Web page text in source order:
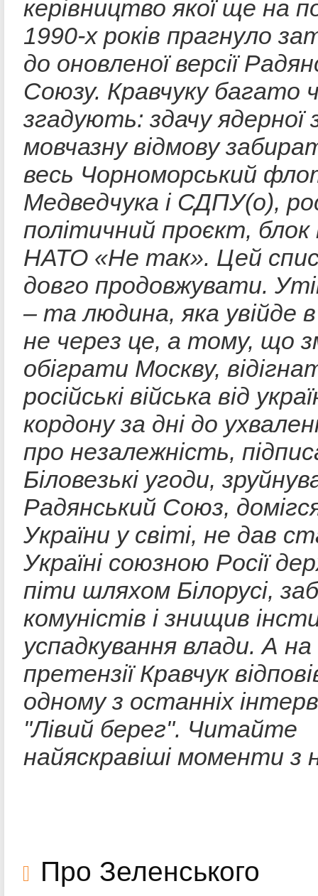
керівництво якої ще на
1990-х років прагнуло
до оновленої версії
Союзу. Кравчуку багато
згадують: здачу ядерної
мовчазну відмову
весь Чорноморський
Медведчука і СДПУ(о),
політичний проєкт,
НАТО «Не так». Цей
довго продовжувати.
– та людина, яка увійде
не через це, а тому, що
обіграти Москву,
російські війська від
кордону за дні до
про незалежність,
Біловезькі угоди,
Радянський Союз,
України у світі, не дав
Україні союзною Росії
піти шляхом Білорусі,
комуністів і знищив
успадкування влади. А на
претензії Кравчук
одному з останніх
"Лівий берег". Читайте
найяскравіші моменти з
Про Зеленського